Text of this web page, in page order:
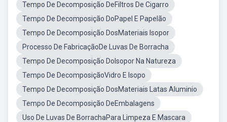
Tempo De Decomposição DeFiltros De Cigarro
Tempo De Decomposição DoPapel E Papelão
Tempo De Decomposição DosMateriais Isopor
Processo De FabricaçãoDe Luvas De Borracha
Tempo De Decomposição DoIsopor Na Natureza
Tempo De DecomposiçãoVidro E Isopo
Tempo De Decomposição DosMateriais Latas Aluminio
Tempo De Decomposição DeEmbalagens
Uso De Luvas De BorrachaPara Limpeza E Mascara